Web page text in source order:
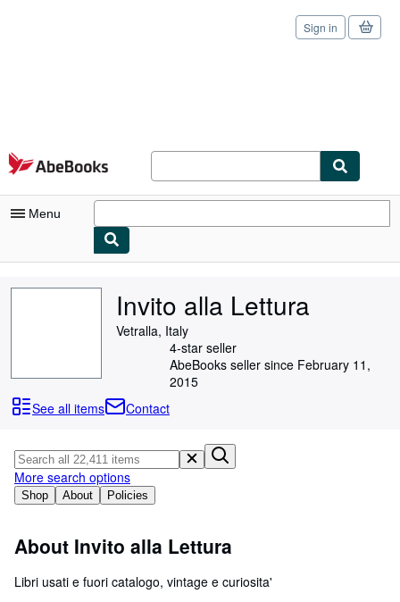
Skip to main content
AbeBooks.com
Sign in
Menu
Browse Collections
Art & Collectibles
Textbooks
Start Selling
Help
Invito alla Lettura
Vetralla, Italy
4-star seller
AbeBooks seller since February 11,
2015
See all items
Contact
Shop About Policies
More search options
About Invito alla Lettura
Libri usati e fuori catalogo, vintage e curiosita'